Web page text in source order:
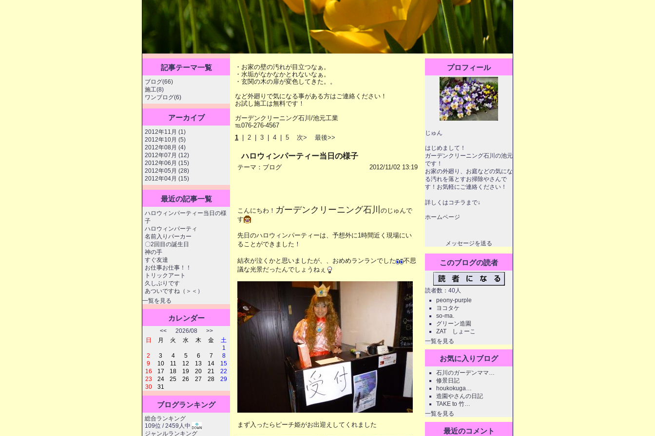
・お家の壁の汚れが目立つなぁ。
・水垢がなかなかとれないなぁ。
・玄関の木の扉が変色してきた。。
など外廻りで気になる事がある方はご連絡ください！
お試し施工は無料です！
ガーデンクリーニング石川/池元工業
℡076-276-4567
1
2 3 4 5 次> 最後>>
ハロウィンパーティー当日の様子
テーマ： ブログ 2012/11/02 13:19
こんにちわ！ ガーデンクリーニング石川 のじゅんで
す
先日のハロウィンパーティーは、予想外に1時間近く現場にい
ることができました！
結衣が泣くかと思いましたが、、おめめランランでした
不思
議な光景だったんでしょうねぇ
まず入ったらピーチ姫がお出迎えしてくれました
記事テーマ一覧
ブログ(66)
施工(8)
ワンブログ(6)
アーカイブ
2012年11月 (1)
2012年10月 (5)
2012年08月 (4)
2012年07月 (12)
2012年06月 (15)
2012年05月 (28)
2012年04月 (15)
最近の記事一覧
ハロウィンパーティー当日の様
子
ハロウィンパーティ
名前入りパーカー
〇2回目の誕生日
神の手
すぐ友達
お仕事お仕事！！
トリックアート
久しぶりです
あついですね（＞＜）
一覧を見る
カレンダー
<<2026/08 >>
日
月 火 水 木 金
土
1
2
3 4 5 6 7
8
9
10 11 12 13 14
15
16
17 18 19 20 21
22
23
24 25 26 27 28
29
30
31
ブログランキング
総合ランキング
109位 / 2459人中
ジャンルランキング
プロフィール
じゅん
はじめまして！
ガーデンクリーニング石川の池元
です！
お家の外廻り、お庭などの気にな
る汚れを落とすお掃除やさんで
す！お気軽にご連絡ください！
詳しくはコチラまで↓
ホームページ
メッセージを送る
このブログの読者
読者数：40人
peony-purple
ヨコタケ
so-ma.
グリーン造園
ZAT しょーこ
一覧を見る
お気に入りブログ
石川のガーデンママ…
修景日記
houkokuga…
造園やさんの日記
TAKE to 竹…
一覧を見る
最近のコメント